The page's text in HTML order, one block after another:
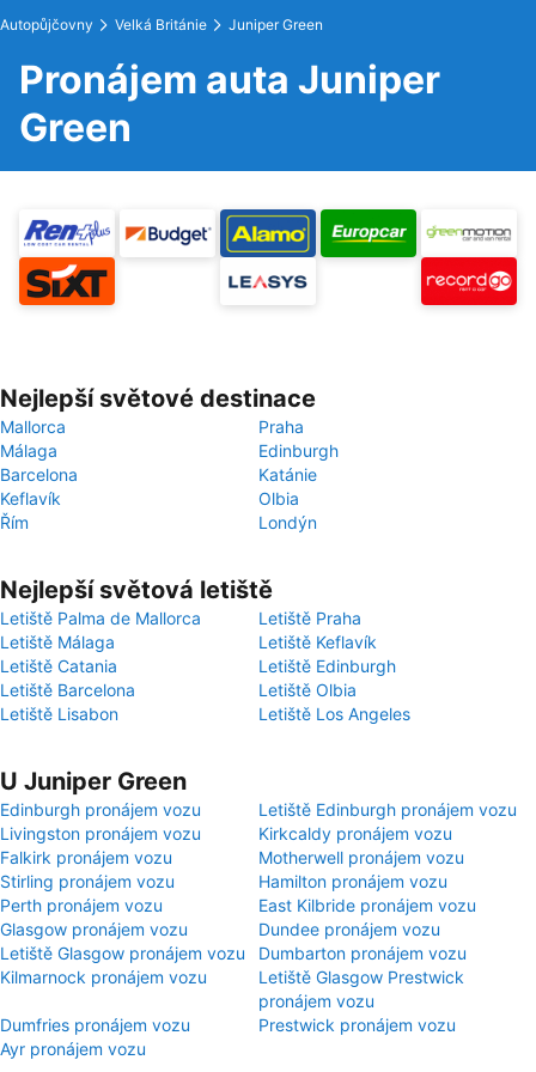
Autopůjčovny Velká Británie Juniper Green
Pronájem auta Juniper
Green
Nejlepší světové destinace
Mallorca
Praha
Málaga
Edinburgh
Barcelona
Katánie
Keflavík
Olbia
Řím
Londýn
Nejlepší světová letiště
Letiště Palma de Mallorca
Letiště Praha
Letiště Málaga
Letiště Keflavík
Letiště Catania
Letiště Edinburgh
Letiště Barcelona
Letiště Olbia
Letiště Lisabon
Letiště Los Angeles
U Juniper Green
Edinburgh pronájem vozu
Letiště Edinburgh pronájem vozu
Livingston pronájem vozu
Kirkcaldy pronájem vozu
Falkirk pronájem vozu
Motherwell pronájem vozu
Stirling pronájem vozu
Hamilton pronájem vozu
Perth pronájem vozu
East Kilbride pronájem vozu
Glasgow pronájem vozu
Dundee pronájem vozu
Letiště Glasgow pronájem vozu
Dumbarton pronájem vozu
Kilmarnock pronájem vozu
Letiště Glasgow Prestwick
pronájem vozu
Dumfries pronájem vozu
Prestwick pronájem vozu
Ayr pronájem vozu